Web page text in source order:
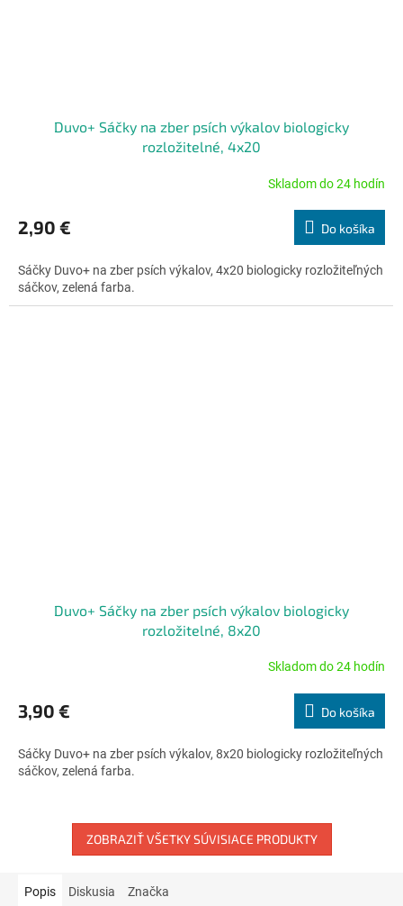
Duvo+ Sáčky na zber psích výkalov biologicky
rozložitelné, 4x20
produktu
je
z
5
hviezdičiek.
Skladom do 24 hodín
2,90 € Do košíka
Sáčky Duvo+ na zber psích výkalov, 4x20 biologicky rozložiteľných
sáčkov, zelená farba.
Duvo+ Sáčky na zber psích výkalov biologicky
rozložitelné, 8x20
produktu
je
z
5
Skladom do 24 hodín
3,90 € Do košíka
Sáčky Duvo+ na zber psích výkalov, 8x20 biologicky rozložiteľných
sáčkov, zelená farba.
ZOBRAZIŤ VŠETKY SÚVISIACE PRODUKTY
Popis Diskusia Značka